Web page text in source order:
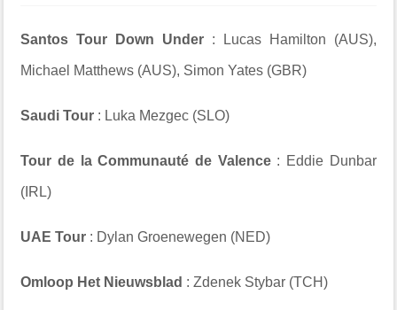
Santos Tour Down Under : Lucas Hamilton (AUS),
Michael Matthews (AUS), Simon Yates (GBR)
Saudi Tour : Luka Mezgec (SLO)
Tour de la Communauté de Valence: Eddie Dunbar
(IRL)
UAE Tour : Dylan Groenewegen (NED)
Omloop Het Nieuwsblad : Zdenek Stybar (TCH)